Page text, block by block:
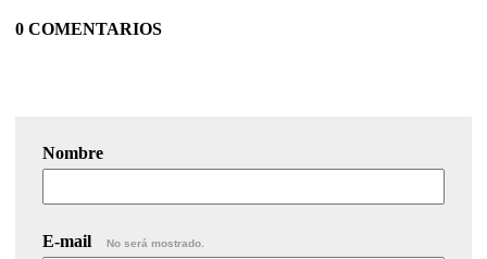
0 COMENTARIOS
Nombre
E-mail No será mostrado.